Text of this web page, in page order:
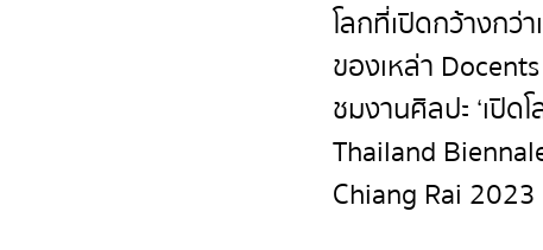
โลกที่เปิดกว้างกว่า
ของเหล่า
ชมงานศิลปะ ‘เปิดโ
Thailand
Chiang Rai 2023